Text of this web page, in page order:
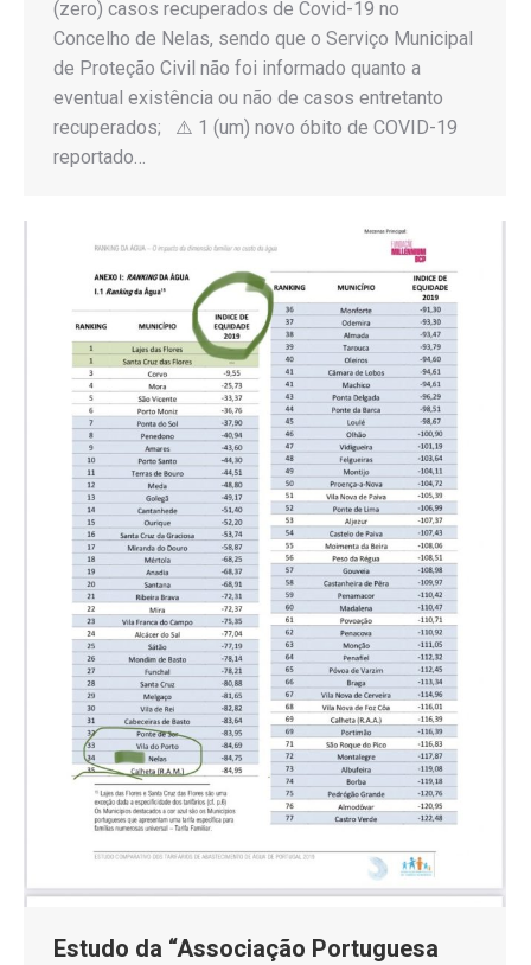
(zero) casos recuperados de Covid-19 no
Concelho de Nelas, sendo que o Serviço Municipal
de Proteção Civil não foi informado quanto a
eventual existência ou não de casos entretanto
recuperados; ⚠️ 1 (um) novo óbito de COVID-19
reportado…
Estudo da “Associação Portuguesa